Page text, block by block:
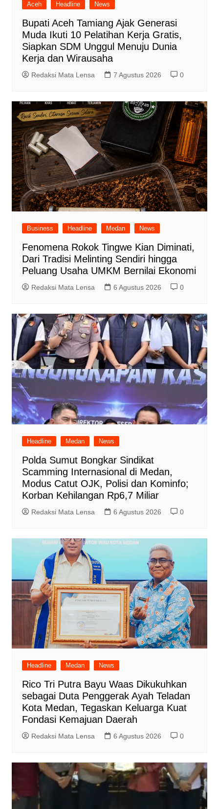
Aceh Headline News
Bupati Aceh Tamiang Ajak Generasi
Muda Ikuti 10 Pelatihan Kerja Gratis,
Siapkan SDM Unggul Menuju Dunia
Kerja dan Wirausaha
Redaksi Mata Lensa 7 Agustus 2026 0
Business Headline Medan News
Fenomena Rokok Tingwe Kian Diminati,
Dari Tradisi Melinting Sendiri hingga
Peluang Usaha UMKM Bernilai Ekonomi
Redaksi Mata Lensa 6 Agustus 2026 0
Headline Medan News
Polda Sumut Bongkar Sindikat
Scamming Internasional di Medan,
Modus Catut OJK, Polisi dan Kominfo;
Korban Kehilangan Rp6,7 Miliar
Redaksi Mata Lensa 6 Agustus 2026 0
Headline Medan News
Rico Tri Putra Bayu Waas Dikukuhkan
sebagai Duta Penggerak Ayah Teladan
Kota Medan, Tegaskan Keluarga Kuat
Fondasi Kemajuan Daerah
Redaksi Mata Lensa 6 Agustus 2026 0